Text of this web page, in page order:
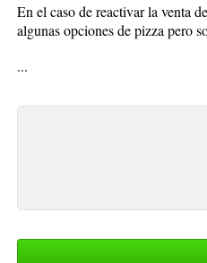
En el caso de reactivar la venta
algunas opciones de pizza pero
...